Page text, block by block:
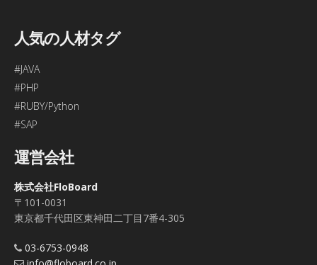
人気の人材タグ
#JAVA
#PHP
#RUBY/Python
#SAP
運営会社
株式会社FloBoard
〒101-0031
東京都千代田区東神田二丁目7番4-305
03-6753-0948